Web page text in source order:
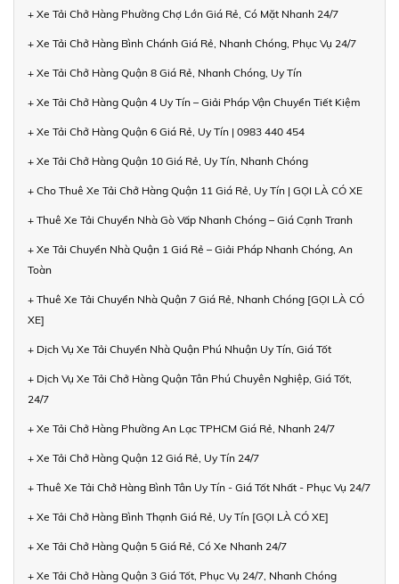
+ Xe Tải Chở Hàng Phường Chợ Lớn Giá Rẻ, Có Mặt Nhanh 24/7
+ Xe Tải Chở Hàng Bình Chánh Giá Rẻ, Nhanh Chóng, Phục Vụ 24/7
+ Xe Tải Chở Hàng Quận 8 Giá Rẻ, Nhanh Chóng, Uy Tín
+ Xe Tải Chở Hàng Quận 4 Uy Tín – Giải Pháp Vận Chuyển Tiết Kiệm
+ Xe Tải Chở Hàng Quận 6 Giá Rẻ, Uy Tín | 0983 440 454
+ Xe Tải Chở Hàng Quận 10 Giá Rẻ, Uy Tín, Nhanh Chóng
+ Cho Thuê Xe Tải Chở Hàng Quận 11 Giá Rẻ, Uy Tín | GỌI LÀ CÓ XE
+ Thuê Xe Tải Chuyển Nhà Gò Vấp Nhanh Chóng – Giá Cạnh Tranh
+ Xe Tải Chuyển Nhà Quận 1 Giá Rẻ – Giải Pháp Nhanh Chóng, An
Toàn
+ Thuê Xe Tải Chuyển Nhà Quận 7 Giá Rẻ, Nhanh Chóng [GỌI LÀ CÓ
XE]
+ Dịch Vụ Xe Tải Chuyển Nhà Quận Phú Nhuận Uy Tín, Giá Tốt
+ Dịch Vụ Xe Tải Chở Hàng Quận Tân Phú Chuyên Nghiệp, Giá Tốt,
24/7
+ Xe Tải Chở Hàng Phường An Lạc TPHCM Giá Rẻ, Nhanh 24/7
+ Xe Tải Chở Hàng Quận 12 Giá Rẻ, Uy Tín 24/7
+ Thuê Xe Tải Chở Hàng Bình Tân Uy Tín - Giá Tốt Nhất - Phục Vụ 24/7
+ Xe Tải Chở Hàng Bình Thạnh Giá Rẻ, Uy Tín [GỌI LÀ CÓ XE]
+ Xe Tải Chở Hàng Quận 5 Giá Rẻ, Có Xe Nhanh 24/7
+ Xe Tải Chở Hàng Quận 3 Giá Tốt, Phục Vụ 24/7, Nhanh Chóng